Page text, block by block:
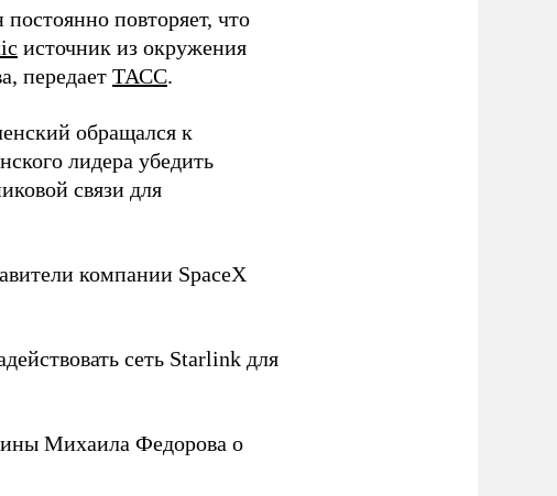
повторяет, что
источник из окружения
передает ТАСС.
обращался к
лидера убедить
связи для
компании SpaceX
сеть Starlink для
Михаила Федорова о